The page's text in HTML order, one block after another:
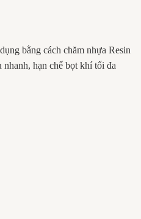
bằng cách chăm nhựa Resin
hạn chế bọt khí tối đa